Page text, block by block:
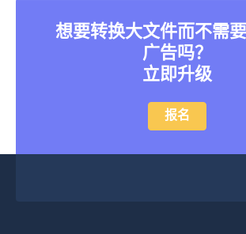
想要转换大文件而不需
广告吗？
立即升级
报名